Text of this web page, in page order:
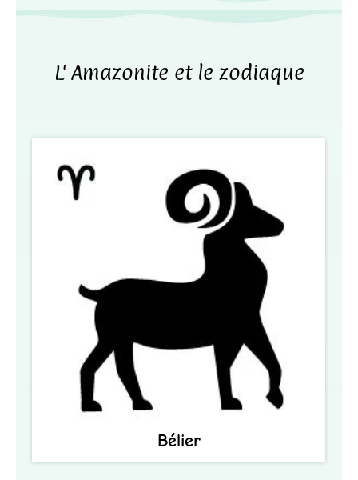
L' Amazonite et le zodiaque
Bélier